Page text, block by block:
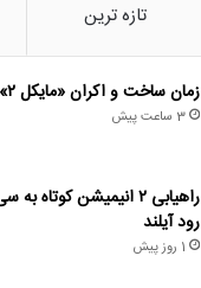
تازه ترین
زمان ساخت و اکران «مایکل ۲» اعلام شد
3 ساعت پیش
راهیابی ۲ انیمیشن
رود آیلند
1 روز پیش